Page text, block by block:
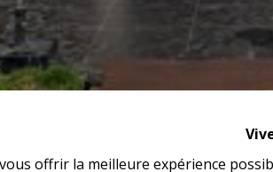
offrir la meilleure expérience